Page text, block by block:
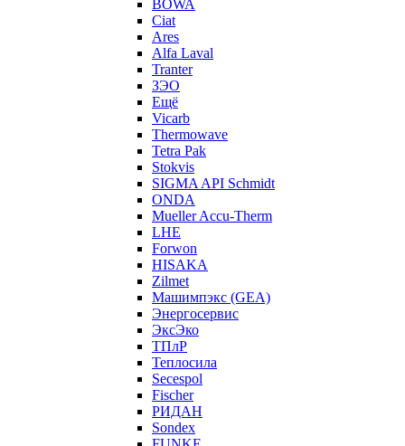
BOWA
Ciat
Ares
Alfa Laval
Tranter
ЗЭО
Ещё
Vicarb
Thermowave
Tetra Pak
Stokvis
SIGMA API Schmidt
ONDA
Mueller Accu-Therm
LHE
Forwon
HISAKA
Zilmet
Машимпэкс (GEA)
Энергосервис
ЭксЭко
ТПлР
Теплосила
Secespol
Fischer
РИДАН
Sondex